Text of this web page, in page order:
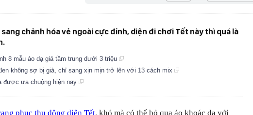
sang chảnh hóa vẻ ngoài cực đỉnh, diện đi chơi Tết này thì quá là
8 mẫu áo dạ giá tầm trung dưới 3 triệu
không sợ bị già, chỉ sang xịn mịn trở lên với 13 cách mix
được ưa chuộng hiện nay
phục thu đông diện Tết, khó mà có thể bỏ qua áo khoác da với